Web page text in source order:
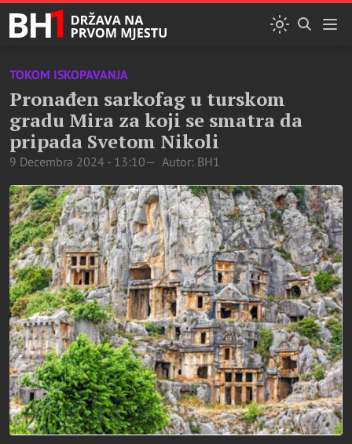
TOKOM ISKOPAVANJA
Pronađen sarkofag u turskom
gradu Mira za koji se smatra da
pripada Svetom Nikoli
9 Decembra 2024 - 13:10 Autor: BH1